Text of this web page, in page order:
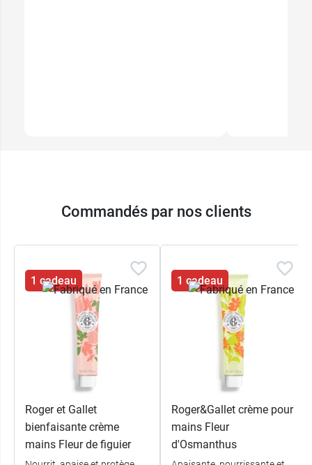
Commandés par nos clients
1 cadeau
Roger et Gallet
bienfaisante crème
mains Fleur de figuier
1 cadeau
Roger&Gallet crème pour
mains Fleur
d'Osmanthus